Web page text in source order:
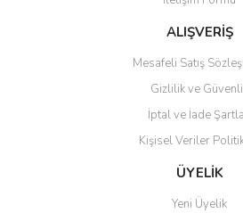
ALIŞVERİŞ
Mesafeli Satış
Gizlilik ve
İptal ve İade
Kişisel Veriler
ÜYELİK
Yeni Üyelik